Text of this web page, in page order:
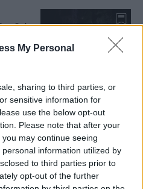
My Personal
sharing to third parties, or
sensitive information for
use the below opt-out
Please note that after your
may continue seeing
information utilized by
to third parties prior to
opt-out of the further
το
τις 21